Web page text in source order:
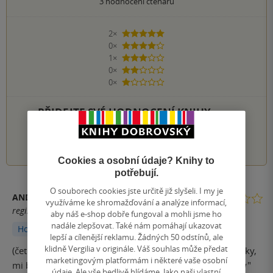
2×
5 hvězdiček
0×
4 hvězdičky
1×
3 hvězdičky
0×
2 hvězdičky
0×
1 hvezdička
PŘIDEJTE SVÉ HODNOCENÍ KNIHY
1 2 3 4 5
ANDULE
registrovaný uživatel
Hodnoceno z aplikace
(četla jsem deník mimoňky poprvé) Nikki a její kamarádky,
mi byly na začátku knihy nesympatické. Taky "problémy"
Cookies a osobní údaje? Knihy to
potřebují.
O souborech cookies jste určitě již slyšeli. I my je
využíváme ke shromažďování a analýze informací,
aby náš e-shop dobře fungoval a mohli jsme ho
nadále zlepšovat. Také nám pomáhají ukazovat
lepší a cílenější reklamu. Žádných 50 odstínů, ale
klidně Vergilia v originále. Váš souhlas může předat
marketingovým platformám i některé vaše osobní